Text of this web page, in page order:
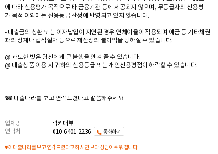
에 따라 신용평가 목적으로 타 금융기관 등에 제공되지 않으며, 무등급자의 신용평
가 목적 이외에는 신용등급 산정에 반영되고 있지 않습니다.
- 대출금의 상환 또는 이자납입이 지연된 경우 연체이율이 적용되며 예금 등 기타채권
과의 상계나 법적절차 등으로 재산상의 불이익을 당하실 수 있습니다.
@ 과도한 빚은 당신에게 큰 불행을 안겨 줄 수 있습니다.
@ 대출상품 이용 시 귀하의 신용등급 또는 개인신용평점이 하락할 수 있습니다.
☎ 대출나라를 보고 연락드렸다고 말씀해주세요
업체명
럭키대부
연락처
010-6401-2236 통화하기
대출나라를 보고 연락드렸다고 하시면 보다 상담이 쉬워집니다.